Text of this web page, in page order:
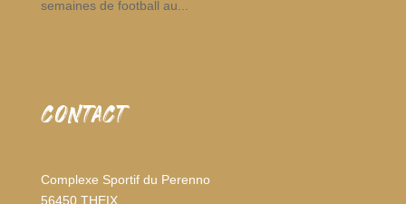
semaines de football au...
CONTACT
Complexe Sportif du Perenno
56450 THEIX